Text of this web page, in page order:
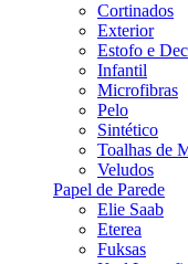
Cortinados
Exterior
Estofo e
Infantil
Microfibras
Pelo
Sintético
Toalhas de
Veludos
Papel de Parede
Elie Saab
Eterea
Fuksas